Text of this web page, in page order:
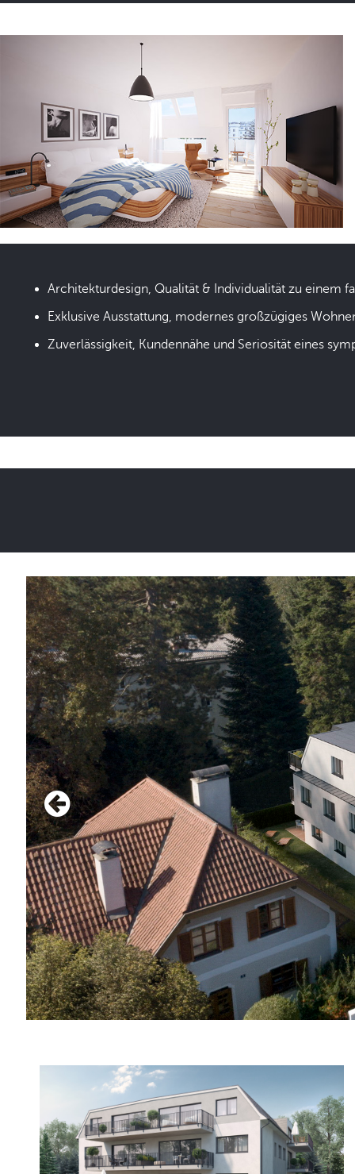
Architekturdesign, Qualität & Individualität zu einem
Exklusive Ausstattung, modernes großzügiges
Zuverlässigkeit, Kundennähe und Seriosität eines